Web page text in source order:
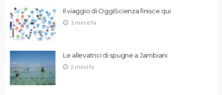
Il viaggio di OggiScienza finisce qui
1 mese fa
Le allevatrici di spugne a Jambiani
2 mesi fa